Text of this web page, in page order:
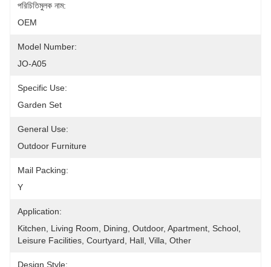
পরিচিতিমুলক নাম:
OEM
Model Number:
JO-A05
Specific Use:
Garden Set
General Use:
Outdoor Furniture
Mail Packing:
Y
Application:
Kitchen, Living Room, Dining, Outdoor, Apartment, School,
Leisure Facilities, Courtyard, Hall, Villa, Other
Design Style: